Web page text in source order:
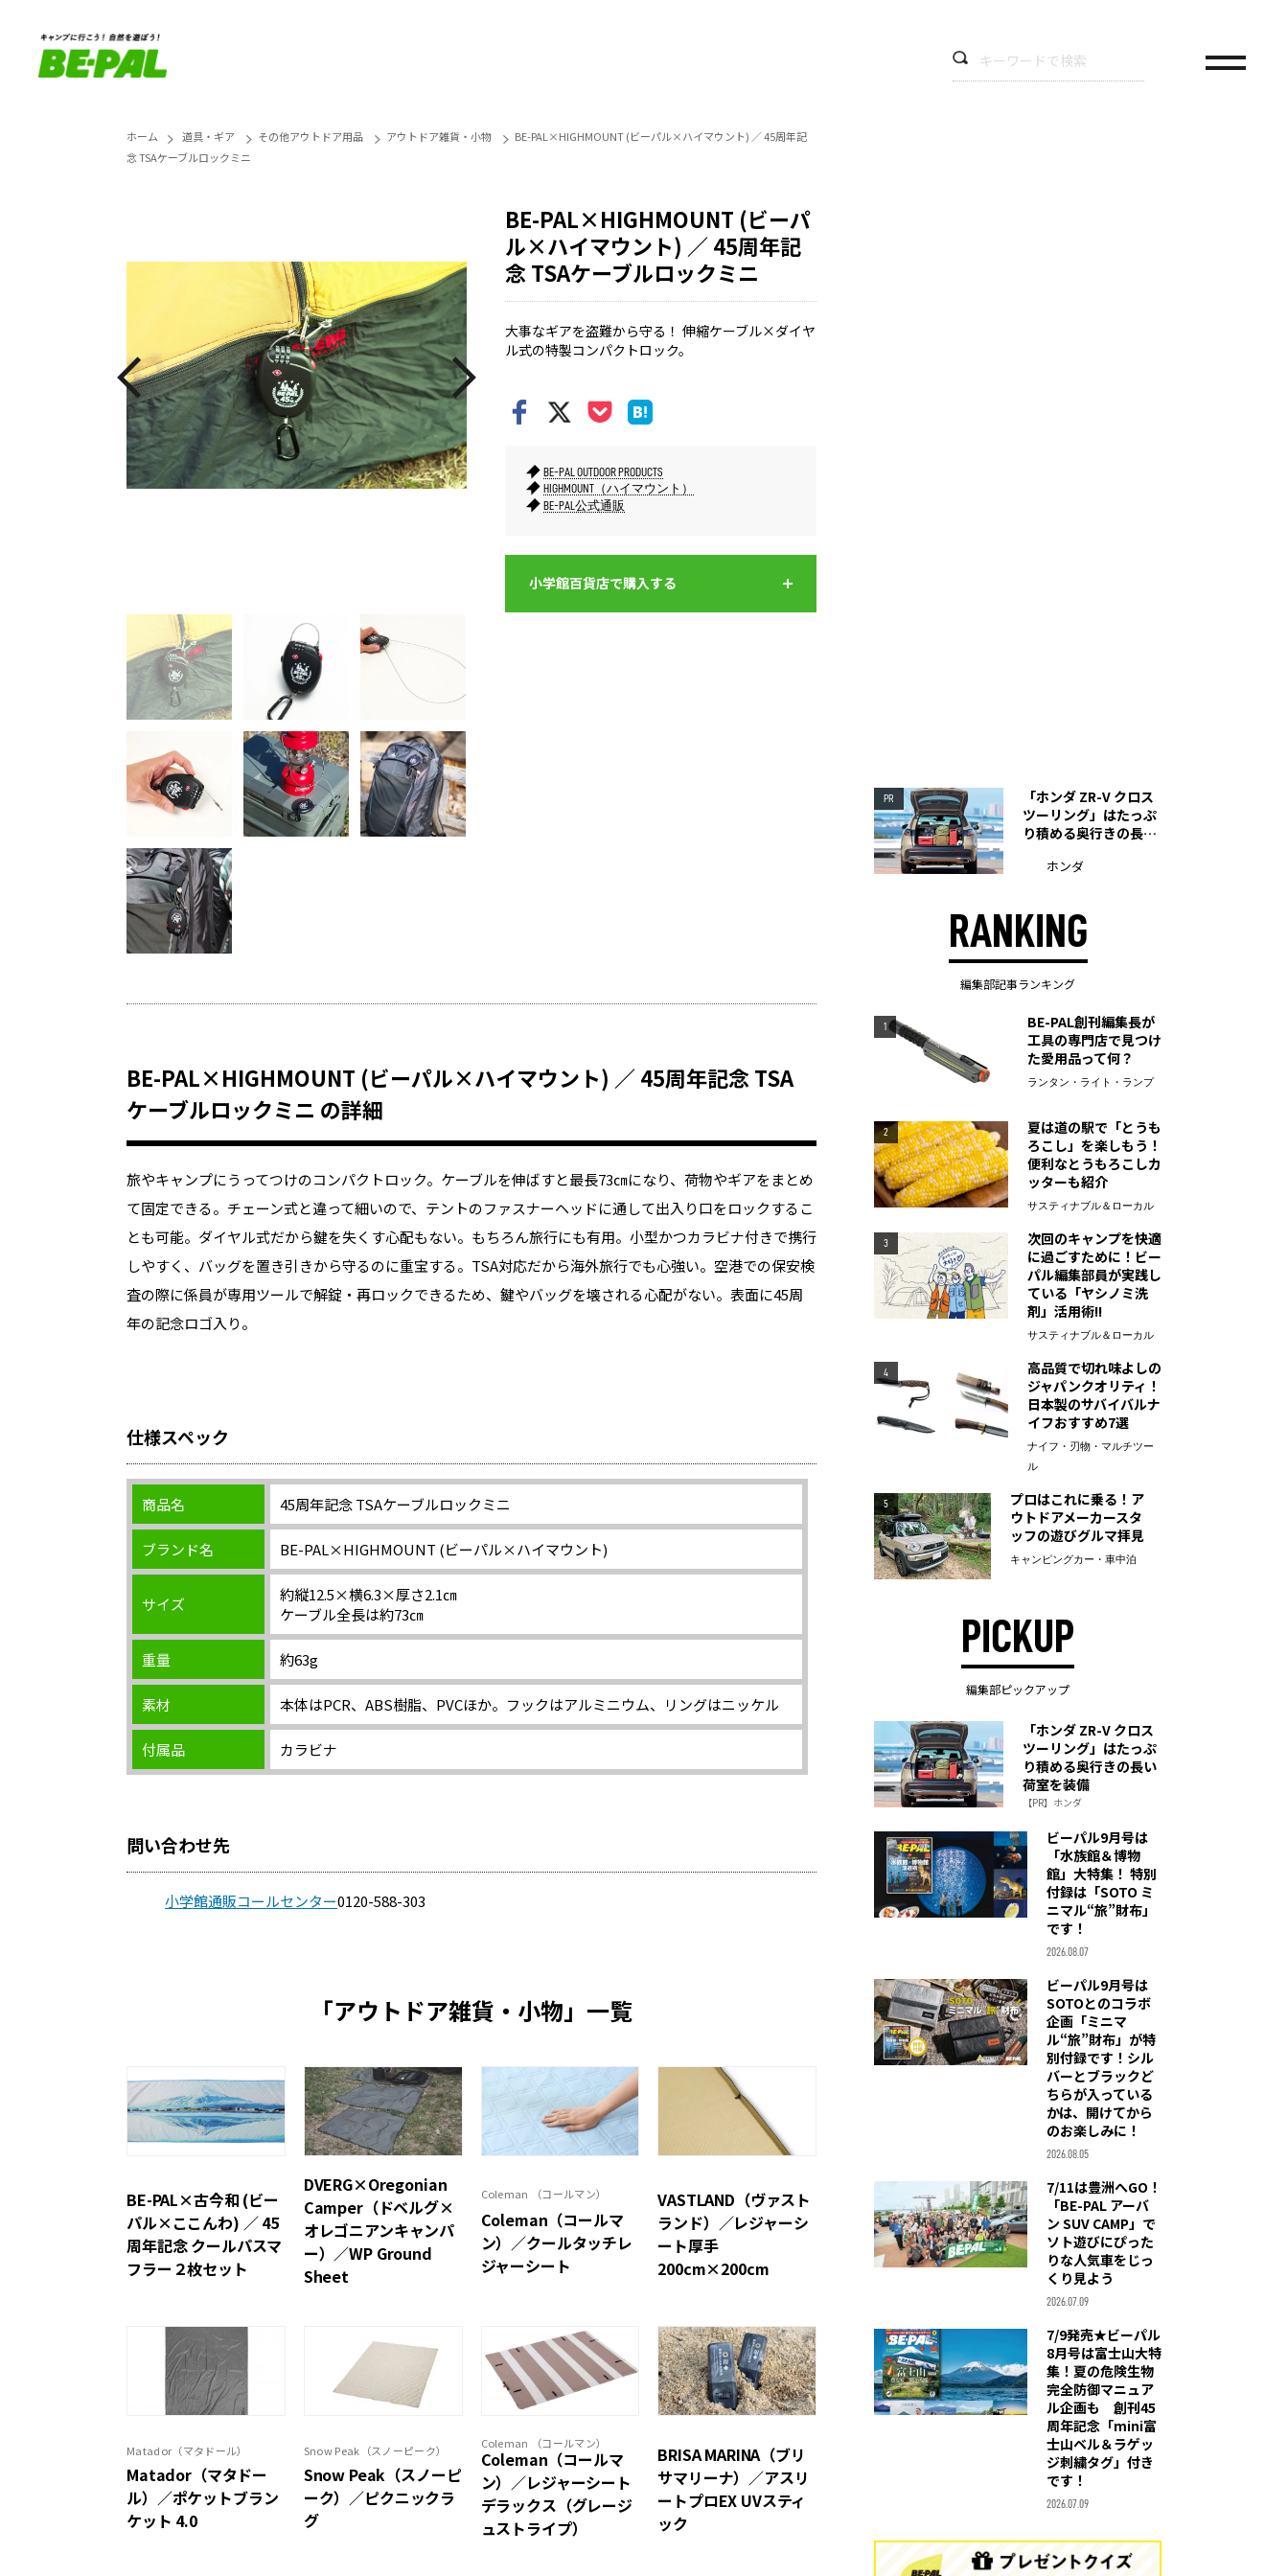
ホーム 道具・ギア その他アウトドア用品 アウトドア雑貨・小物
BE-PAL×HIGHMOUNT (ビーパル×ハイマウント) ／ 45周年記
念 TSAケーブルロックミニ
したまま荷物を預けられる。
BE-PAL×HIGHMOUNT (ビーパ
ル×ハイマウント) ／ 45周年記
念 TSAケーブルロックミニ
大事なギアを盗難から守る！ 伸縮ケーブル×ダイヤ
ル式の特製コンパクトロック。
BE-PAL OUTDOOR PRODUCTS
HIGHMOUNT（ハイマウント）
BE-PAL公式通販
小学館百貨店で購入する
BE-PAL×HIGHMOUNT (ビーパル×ハイマウント) ／ 45周年記念 TSA
ケーブルロックミニ の詳細
旅やキャンプにうってつけのコンパクトロック。ケーブルを伸ばすと最長73㎝になり、荷物やギアをまとめ
て固定できる。チェーン式と違って細いので、テントのファスナーヘッドに通して出入り口をロックするこ
とも可能。ダイヤル式だから鍵を失くす心配もない。もちろん旅行にも有用。小型かつカラビナ付きで携行
しやすく、バッグを置き引きから守るのに重宝する。TSA対応だから海外旅行でも心強い。空港での保安検
査の際に係員が専用ツールで解錠・再ロックできるため、鍵やバッグを壊される心配がない。表面に45周
年の記念ロゴ入り。
仕様スペック
商品名 45周年記念 TSAケーブルロックミニ
ブランド名 BE-PAL×HIGHMOUNT (ビーパル×ハイマウント)
サイズ
約縦12.5×横6.3×厚さ2.1㎝
ケーブル全長は約73㎝
重量 約63g
素材 本体はPCR、ABS樹脂、PVCほか。フックはアルミニウム、リングはニッケル
付属品 カラビナ
問い合わせ先
小学館通販コールセンター0120-588-303
「アウトドア雑貨・小物」一覧
BE-PAL×古今和 (ビー
パル×ここんわ) ／ 45
周年記念 クールパスマ
フラー２枚セット
DVERG×Oregonian
Camper（ドベルグ×
オレゴニアンキャンパ
ー）／WP Ground
Sheet
Coleman （コールマン）
Coleman（コールマ
ン）／クールタッチレ
ジャーシート
VASTLAND（ヴァスト
ランド）／レジャーシ
ート厚手
200cm×200cm
Matador（マタドール）
Matador（マタドー
ル）／ポケットブラン
ケット 4.0
Snow Peak（スノーピーク）
Snow Peak（スノーピ
ーク）／ピクニックラ
グ
Coleman （コールマン）
Coleman（コールマ
ン）／レジャーシート
デラックス（グレージ
ュストライプ）
BRISA MARINA（ブリ
サマリーナ）／アスリ
ートプロEX UVスティ
ック
PR
「ホンダ ZR-V クロス
ツーリング」はたっぷ
り積める奥行きの長い
ホンダ
RANKING
編集部記事ランキング
1
BE-PAL創刊編集長が
工具の専門店で見つけ
た愛用品って何？
ランタン・ライト・ランプ
2
夏は道の駅で「とうも
ろこし」を楽しもう！
便利なとうもろこしカ
ッターも紹介
サスティナブル＆ローカル
3
次回のキャンプを快適
に過ごすために！ビー
パル編集部員が実践し
ている「ヤシノミ洗
剤」活用術!!
サスティナブル＆ローカル
4
高品質で切れ味よしの
ジャパンクオリティ！
日本製のサバイバルナ
イフおすすめ7選
ナイフ・刃物・マルチツー
ル
5
プロはこれに乗る！ア
ウトドアメーカースタ
ッフの遊びグルマ拝見
キャンピングカー・車中泊
PICKUP
編集部ピックアップ
「ホンダ ZR-V クロス
ツーリング」はたっぷ
り積める奥行きの長い
荷室を装備
【PR】ホンダ
ビーパル9月号は
「水族館＆博物
館」大特集！ 特別
付録は「SOTO ミ
ニマル“旅”財布」
です！
2026.08.07
ビーパル9月号は
SOTOとのコラボ
企画「ミニマ
ル“旅”財布」が特
別付録です！シル
バーとブラックど
ちらが入っている
かは、開けてから
のお楽しみに！
2026.08.05
7/11は豊洲へGO！
「BE-PAL アーバ
ン SUV CAMP」で
ソト遊びにぴった
りな人気車をじっ
くり見よう
2026.07.09
7/9発売★ビーパル
8月号は富士山大特
集！夏の危険生物
完全防御マニュア
ル企画も 創刊45
周年記念「mini富
士山ベル＆ラゲッ
ジ刺繍タグ」付き
です！
2026.07.09